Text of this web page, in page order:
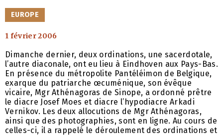
CATÉGORIES
EUROPE
1 février 2006
Dimanche dernier, deux ordinations, une sacerdotale,
l’autre diaconale, ont eu lieu à Eindhoven aux Pays-Bas.
En présence du métropolite Pantéléimon de Belgique,
exarque du patriarche œcuménique, son évêque
vicaire, Mgr Athénagoras de Sinope, a ordonné prêtre
le diacre Josef Moes et diacre l’hypodiacre Arkadi
Vernikov. Les deux allocutions de Mgr Athénagoras,
ainsi que des photographies, sont en ligne. Au cours de
celles-ci, il a rappelé le déroulement des ordinations et